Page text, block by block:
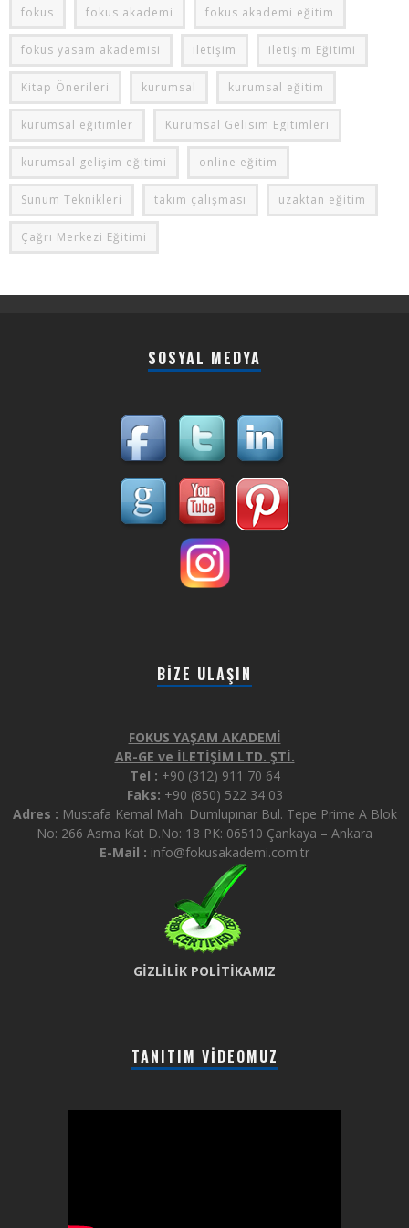
fokus fokus akademi fokus akademi eğitim
fokus yasam akademisi iletişim iletişim Eğitimi
Kitap Önerileri kurumsal kurumsal eğitim
kurumsal eğitimler Kurumsal Gelisim Egitimleri
kurumsal gelişim eğitimi online eğitim
Sunum Teknikleri takım çalışması uzaktan eğitim
Çağrı Merkezi Eğitimi
SOSYAL MEDYA
BIZE ULAŞIN
FOKUS YAŞAM AKADEMİ
AR-GE ve İLETİŞİM LTD. ŞTİ.
Tel : +90 (312) 911 70 64
Faks: +90 (850) 522 34 03
Adres : Mustafa Kemal Mah. Dumlupınar Bul. Tepe Prime A Blok
No: 266 Asma Kat D.No: 18 PK: 06510 Çankaya – Ankara
E-Mail : info@fokusakademi.com.tr
GİZLİLİK POLİTİKAMIZ
TANITIM VIDEOMUZ